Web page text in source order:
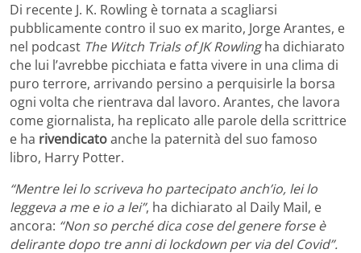
Di recente J. K. Rowling è tornata a scagliarsi
pubblicamente contro il suo ex marito, Jorge Arantes, e
nel podcast The Witch Trials of JK Rowlingha dichiarato
che lui l’avrebbe picchiata e fatta vivere in una clima di
puro terrore, arrivando persino a perquisirle la borsa
ogni volta che rientrava dal lavoro. Arantes, che lavora
come giornalista, ha replicato alle parole della scrittrice
e ha rivendicatoanche la paternità del suo famoso
libro, Harry Potter.
“Mentre lei lo scriveva ho partecipato anch’io, lei lo
leggeva a me e io a lei”, ha dichiarato al Daily Mail, e
ancora: “Non so perché dica cose del genere forse è
delirante dopo tre anni di lockdown per via del Covid”.